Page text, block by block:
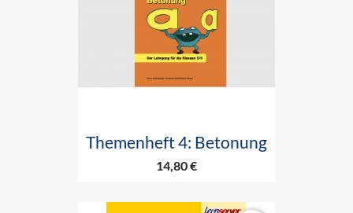
Themenheft 4: Betonung
14,80 €